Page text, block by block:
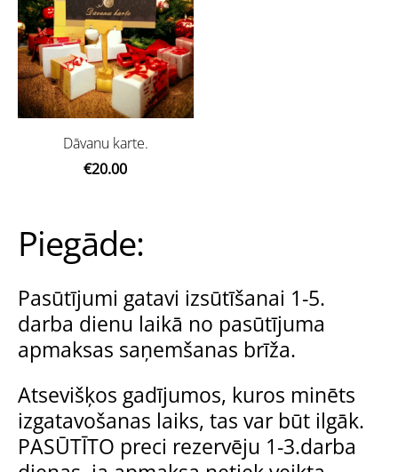
Piegāde:
Pasūtījumi gatavi izsūtīšanai 1-5.
darba dienu laikā no pasūtījuma
apmaksas saņemšanas brīža.
Atsevišķos gadījumos, kuros minēts
izgatavošanas laiks, tas var būt ilgāk.
PASŪTĪTO preci rezervēju 1-3.darba
Dāvanu karte.
€20.00